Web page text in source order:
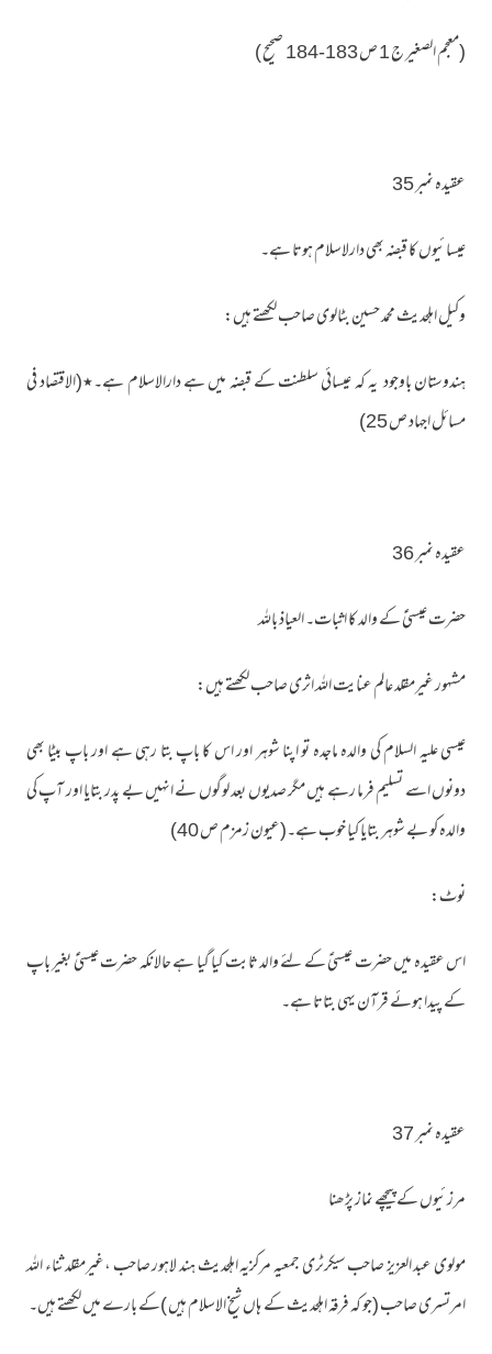
(معجم الصغير ج 1 ص 183-184 صحیح )
عقیدہ نمبر 35
عیسائیوں کا قبضہ بھی دارلاسلام ہوتا ہے۔
وکیل اہلحدیث محمد حسین بٹالوی صاحب لکھتے ہیں:
ہندوستان باوجود یہ کہ عیسائی سلطنت کے قبضہ میں ہے دارالاسلام ہے۔٭(الاقتصاد فی
مسائل اجہاد ص 25)
عقیدہ نمبر 36
حضرت عیسیٰؑ کے والد کا اثبات۔ العیاذ باللہ
مشہور غیرمقلد عالم عنایت اللہ اثری صاحب لکھتے ہیں:
عیسی علیہ السلام کی والدہ ماجدہ تو اپنا شوہر اور اس کا باپ بتا رہی ہے اور باپ بیٹا بھی
دونوں اسے تسلیم فرما رہے ہیں مگر صدیوں بعد لوگوں نے انہیں بے پدر بتایا اور آپ کی
والدہ کو بے شوہر بتایا کیا خوب ہے۔(عیون زمزم ص 40)
نوٹ:
اس عقیدہ میں حضرت عیسیؑ کے لئے والد ثابت کیا گیا ہے حالانکہ حضرت عیسیٰؑ بغیر باپ
کے پیدا ہوئے قرآن یہی بتاتا ہے۔
عقیدہ نمبر 37
مرزئیوں کے پیچھے نماز پڑھنا
مولوی عبد العزیز صاحب سیکرٹری جمعیہ مرکزیہ اہلحدیث ہند لاہور صاحب ،غیرمقلد ثناء اللہ
امرتسری صاحب (جو کہ فرقہ اہلحدیث کے ہاں شیخ الاسلام ہیں )کے بارے میں لکھتے ہیں۔